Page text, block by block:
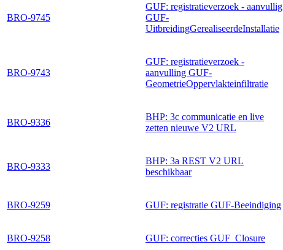
BRO-9745
GUF: registratieverzoek - aanvullig
GUF-
UitbreidingGerealiseerdeInstallatie
BRO-9743
GUF: registratieverzoek -
aanvulling GUF-
GeometrieOppervlakteinfiltratie
BRO-9336
BHP: 3c communicatie en live
zetten nieuwe V2 URL
BRO-9333
BHP: 3a REST V2 URL
beschikbaar
BRO-9259 GUF: registratie GUF-Beeindiging
BRO-9258 GUF: correcties GUF_Closure